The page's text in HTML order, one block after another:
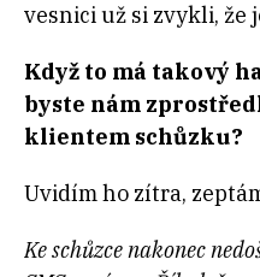
vesnici už si zvykli, že
Když to má takový
byste nám
klientem schůzku?
Uvidím ho zítra,
Ke schůzce nakonec